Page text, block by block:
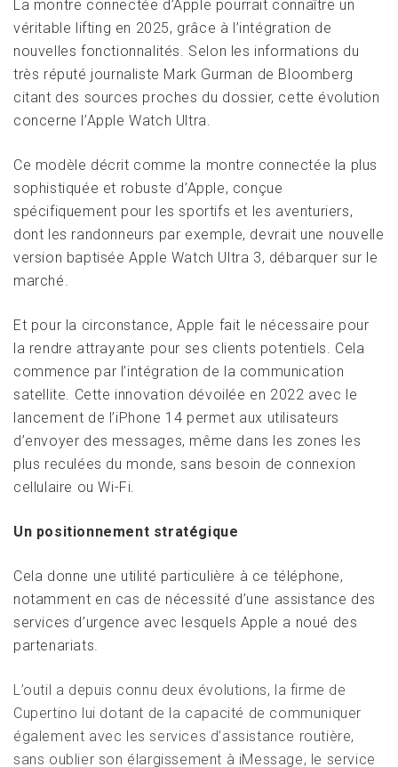
La montre connectée d’Apple pourrait connaître un
véritable lifting en 2025, grâce à l’intégration de
nouvelles fonctionnalités. Selon les informations du
très réputé journaliste Mark Gurman de Bloomberg
citant des sources proches du dossier, cette évolution
concerne l’Apple Watch Ultra.
Ce modèle décrit comme la montre connectée la plus
sophistiquée et robuste d’Apple, conçue
spécifiquement pour les sportifs et les aventuriers,
dont les randonneurs par exemple, devrait une nouvelle
version baptisée Apple Watch Ultra 3, débarquer sur le
marché.
Et pour la circonstance, Apple fait le nécessaire pour
la rendre attrayante pour ses clients potentiels. Cela
commence par l’intégration de la communication
satellite. Cette innovation dévoilée en 2022 avec le
lancement de l’iPhone 14 permet aux utilisateurs
d’envoyer des messages, même dans les zones les
plus reculées du monde, sans besoin de connexion
cellulaire ou Wi-Fi.
Un positionnement stratégique
Cela donne une utilité particulière à ce téléphone,
notamment en cas de nécessité d’une assistance des
services d’urgence avec lesquels Apple a noué des
partenariats.
L’outil a depuis connu deux évolutions, la firme de
Cupertino lui dotant de la capacité de communiquer
également avec les services d’assistance routière,
sans oublier son élargissement à iMessage, le service